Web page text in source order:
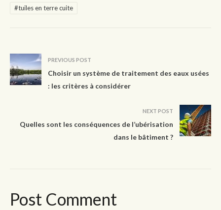
#tuiles en terre cuite
PREVIOUS POST
Choisir un système de traitement des eaux usées
: les critères à considérer
NEXT POST
Quelles sont les conséquences de l’ubérisation
dans le bâtiment ?
Post Comment